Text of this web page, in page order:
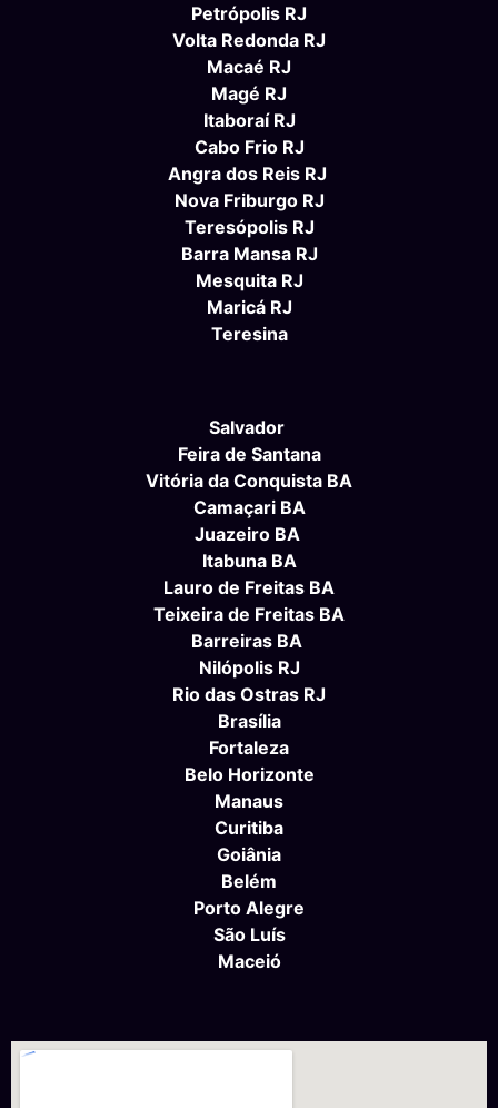
Petrópolis RJ
Volta Redonda RJ
Macaé RJ
Magé RJ
Itaboraí RJ
Cabo Frio RJ
Angra dos Reis RJ
Nova Friburgo RJ
Teresópolis RJ
Barra Mansa RJ
Mesquita RJ
Maricá RJ
Teresina
Salvador
Feira de Santana
Vitória da Conquista BA
Camaçari BA
Juazeiro BA
Itabuna BA
Lauro de Freitas BA
Teixeira de Freitas BA
Barreiras BA
Nilópolis RJ
Rio das Ostras RJ
Brasília
Fortaleza
Belo Horizonte
Manaus
Curitiba
Goiânia
Belém
Porto Alegre
São Luís
Maceió